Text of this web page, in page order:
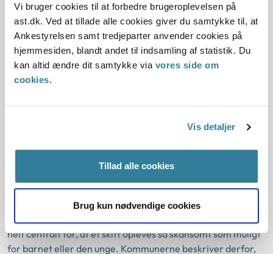
Vi bruger cookies til at forbedre brugeroplevelsen på
ast.dk. Ved at tillade alle cookies giver du samtykke til, at
Ankestyrelsen samt tredjeparter anvender cookies på
hjemmesiden, blandt andet til indsamling af statistik. Du
kan altid ændre dit samtykke via vores side om
cookies.
Vis detaljer
Tillad alle cookies
Brug kun nødvendige cookies
skift af anbringelsessted. Skoleskiftet bliver derved endnu
et skift i barnets liv og relationer.
I undersøgelsen ser vi altså flere forhold, som kommunerne
oplever kan udfordre skånsomheden i skiftet. I
undersøgelsen fortæller kommunerne dog også om, hvad,
Genkendelighed i barnets hverdag før
og efter skiftet understøtter
skånsomhed
Alle kommuner fremhæver faste holdepunkter som noget
helt centralt for, at et skift opleves så skånsomt som muligt
for barnet eller den unge. Kommunerne beskriver derfor,